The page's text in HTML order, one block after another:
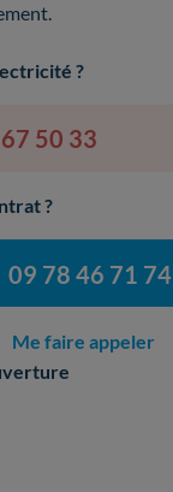
?
50 33
?
09 78 46 71 74
Me faire appeler